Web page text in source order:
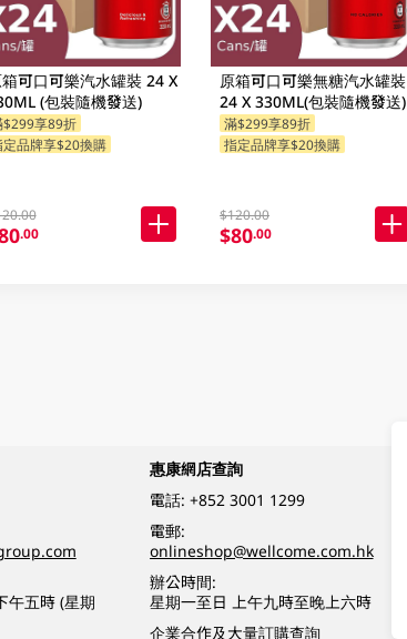
箱可口可樂汽水罐裝 24 X
(包裝隨機發送)
$299享89折
定品牌享$20換購
.00
原箱可口可樂無糖汽水罐裝
24 X 330ML(包裝隨機發送)
滿$299享89折
指定品牌享$20換購
$120.00
$80.00
午五時 (星期
惠康網店查詢
電話: +852 3001 1299
電郵:
onlineshop@wellcome.com.hk
辦公時間:
星期一至日 上午九時至晚上六時
企業合作及大量訂購查詢